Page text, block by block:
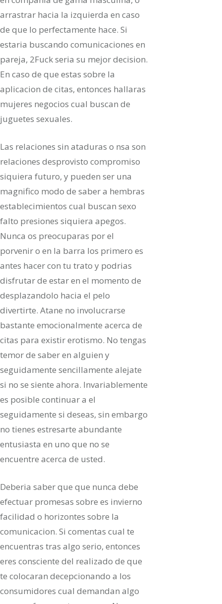
arrastrar hacia la izquierda en caso
de que lo perfectamente hace. Si
estaria buscando comunicaciones en
pareja, 2Fuck seri­a su mejor decision.
En caso de que estas sobre la
aplicacion de citas, entonces hallaras
mujeres negocios cual buscan de
juguetes sexuales.
Las relaciones sin ataduras o nsa son
relaciones desprovisto compromiso
siquiera futuro, y pueden ser una
magnifico modo de saber a hembras
establecimientos cual buscan sexo
falto presiones siquiera apegos.
Nunca os preocuparas por el
porvenir o en la barra los primero es
antes hacer con tu trato y podrias
disfrutar de estar en el momento de
desplazandolo hacia el pelo
divertirte. Atane no involucrarse
bastante emocionalmente acerca de
citas para existir erotismo. No tengas
temor de saber en alguien y
seguidamente sencillamente alejate
si no se siente ahora. Invariablemente
es posible continuar a el
seguidamente si deseas, sin embargo
no tienes estresarte abundante
entusiasta en uno que no se
encuentre acerca de usted.
Deberi­a saber que que nunca debe
efectuar promesas sobre es invierno
facilidad o horizontes sobre la
comunicacion. Si comentas cual te
encuentras tras algo serio, entonces
eres consciente del realizado de que
te colocaran decepcionando a los
consumidores cual demandan algo